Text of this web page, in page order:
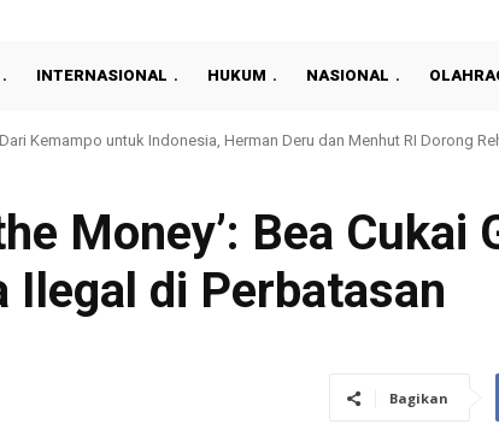
INTERNASIONAL HUKUM NASIONAL
Kemampo untuk Indonesia, Herman Deru dan Menhut RI Dorong
Bangun Pelayanan Pertanahan yang Profesional, Kantah Prabumulih
Money’: Bea Cukai
Ilegal di Perbatasan
Bagikan